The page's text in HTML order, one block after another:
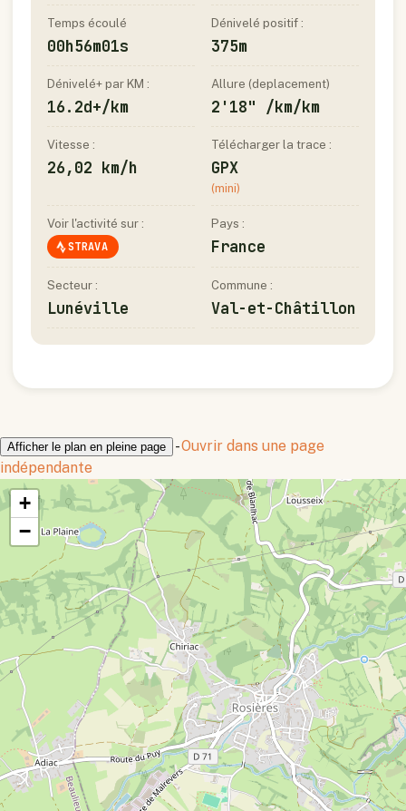
Temps écoulé
00h56m01s
Dénivelé positif :
375m
Dénivelé+ par KM :
16.2d+/km
Allure (deplacement)
2'18" /km/km
Vitesse :
26,02 km/h
Télécharger la trace :
GPX
(mini)
Voir l'activité sur :
STRAVA
Pays :
France
Secteur :
Lunéville
Commune :
Val-et-Châtillon
Afficher le plan en pleine page -Ouvrir dans une page
indépendante